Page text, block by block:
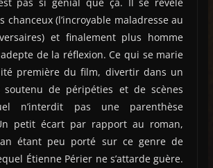
chanceux (l’incroyable maladresse au
et finalement plus homme
adepte de la réflexion. Ce qui se marie
première du film, divertir dans un
soutenu de péripéties et de scènes
n’interdit pas une parenthèse
petit écart par rapport au roman,
étant peu porté sur ce genre de
Étienne Périer ne s’attarde guère.